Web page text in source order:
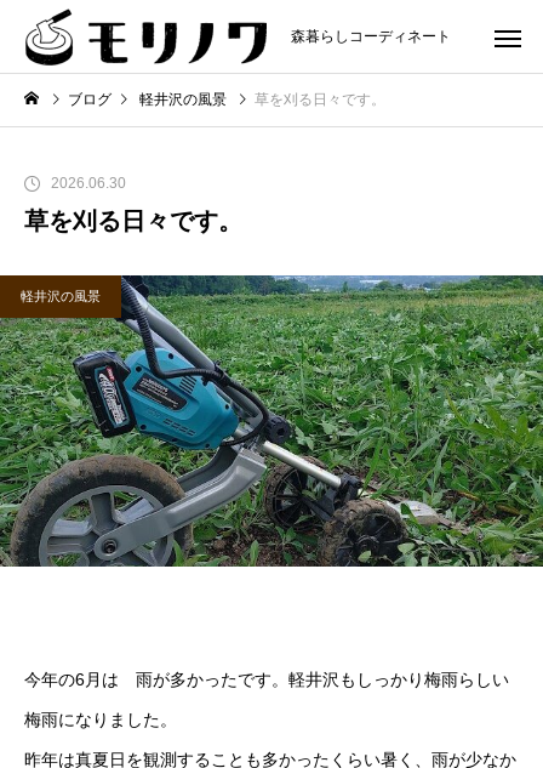
森暮らしコーディネート
ブログ 軽井沢の風景 草を刈る日々です。
2026.06.30
草を刈る日々です。
軽井沢の風景
今年の6月は 雨が多かったです。軽井沢もしっかり梅雨らしい
梅雨になりました。
昨年は真夏日を観測することも多かったくらい暑く、雨が少なか